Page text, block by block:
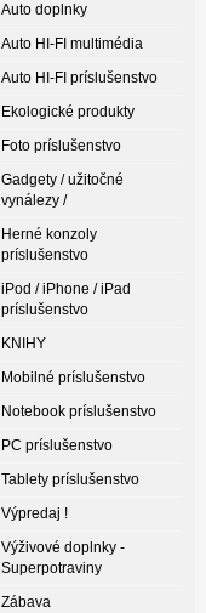
Auto doplnky
Auto HI-FI multimédia
Auto HI-FI príslušenstvo
Ekologické produkty
Foto príslušenstvo
Gadgety / užitočné
vynálezy /
Herné konzoly
príslušenstvo
iPod / iPhone / iPad
príslušenstvo
KNIHY
Mobilné príslušenstvo
Notebook príslušenstvo
PC príslušenstvo
Tablety príslušenstvo
Výpredaj !
Výživové doplnky -
Superpotraviny
Zábava